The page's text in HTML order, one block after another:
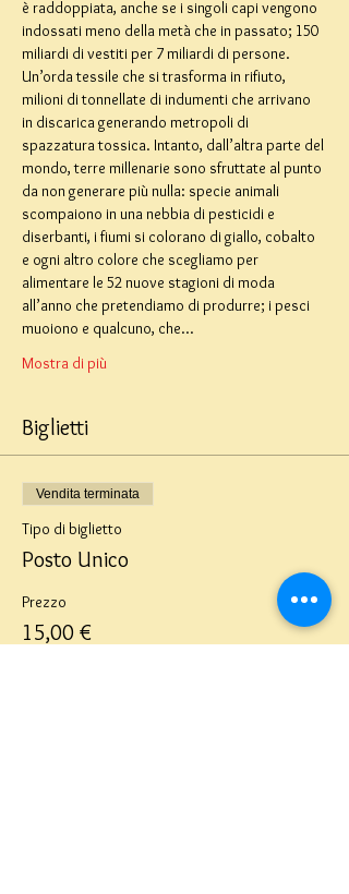
è raddoppiata, anche se i singoli capi vengono
indossati meno della metà che in passato; 150
miliardi di vestiti per 7 miliardi di persone.
Un’orda tessile che si trasforma in rifiuto,
milioni di tonnellate di indumenti che arrivano
in discarica generando metropoli di
spazzatura tossica. Intanto, dall’altra parte del
mondo, terre millenarie sono sfruttate al punto
da non generare più nulla: specie animali
scompaiono in una nebbia di pesticidi e
diserbanti, i fiumi si colorano di giallo, cobalto
e ogni altro colore che scegliamo per
alimentare le 52 nuove stagioni di moda
all’anno che pretendiamo di produrre; i pesci
muoiono e qualcuno, che…
Mostra di più
Biglietti
Vendita terminata
Tipo di biglietto
Posto Unico
Prezzo
15,00 €